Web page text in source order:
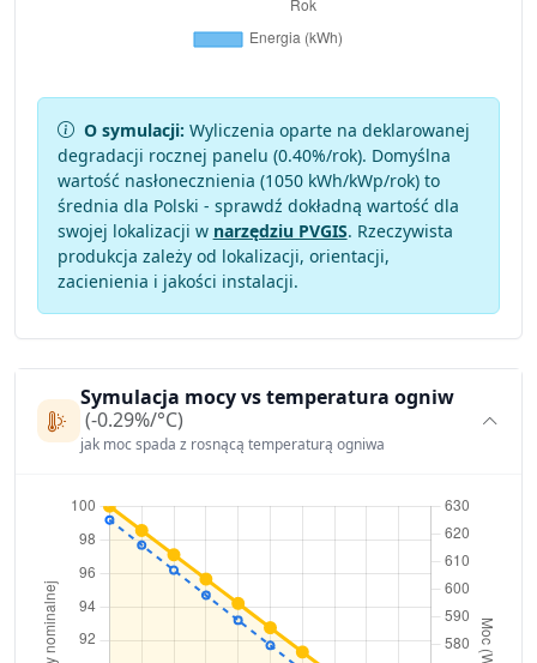
O symulacji: Wyliczenia oparte na deklarowanej
degradacji rocznej panelu (0.40%/rok). Domyślna
wartość nasłonecznienia (1050 kWh/kWp/rok) to
średnia dla Polski - sprawdź dokładną wartość dla
swojej lokalizacji w narzędziu PVGIS. Rzeczywista
produkcja zależy od lokalizacji, orientacji,
zacienienia i jakości instalacji.
Symulacja mocy vs temperatura ogniw
(-0.29%/°C)
jak moc spada z rosnącą temperaturą ogniwa